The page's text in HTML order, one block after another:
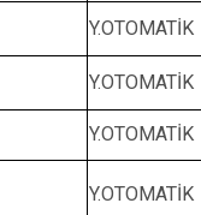
Y.OTOMATİK
Y.OTOMATİK
Y.OTOMATİK
Y.OTOMATİK